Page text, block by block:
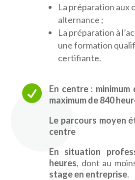
La préparation aux
alternance ;
La préparation à
une formation
certifiante.

En centre :
maximum de 840
Le parcours moyen
centre
En situation
heures, dont au
stage en entreprise.